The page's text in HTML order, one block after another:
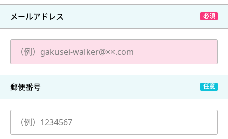
メールアドレス
郵便番号